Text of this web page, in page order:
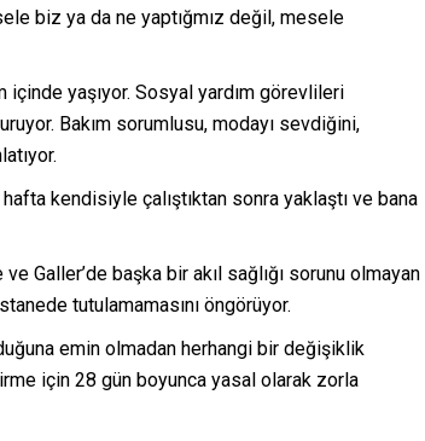
biz ya da ne yaptığmız değil, mesele
içinde yaşıyor. Sosyal yardım görevlileri
Bakım sorumlusu, modayı sevdiğini,
kendisiyle çalıştıktan sonra yaklaştı ve bana
Galler’de başka bir akıl sağlığı sorunu olmayan
tutulamamasını öngörüyor.
emin olmadan herhangi bir değişiklik
için 28 gün boyunca yasal olarak zorla